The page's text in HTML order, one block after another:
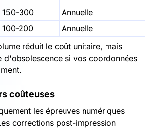
150-300
Annuelle
100-200
Annuelle
réduit le coût unitaire, mais
d'obsolescence si vos coordonnées
coûteuses
les épreuves numériques
corrections post-impression